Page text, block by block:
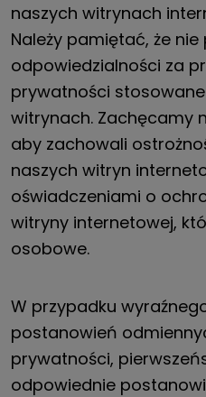
naszych witrynach
Należy pamiętać, że
odpowiedzialności za
prywatności
witrynach. Zachęcamy
aby zachowali
naszych witryn
oświadczeniami o
witryny internetowej,
osobowe.
W przypadku
postanowień
prywatności,
odpowiednie